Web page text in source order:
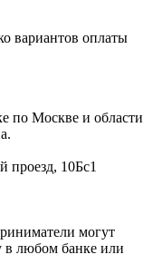
вариантов оплаты
по Москве и области
проезд, 10Бс1
могут
в любом банке или